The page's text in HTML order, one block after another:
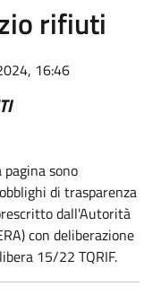
rifiuti
16:46
sono
di trasparenza
dall'Autorità
con deliberazione
15/22 TQRIF.